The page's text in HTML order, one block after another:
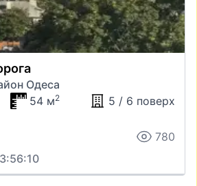
Одеса
54 м2 5 / 6 поверх
780